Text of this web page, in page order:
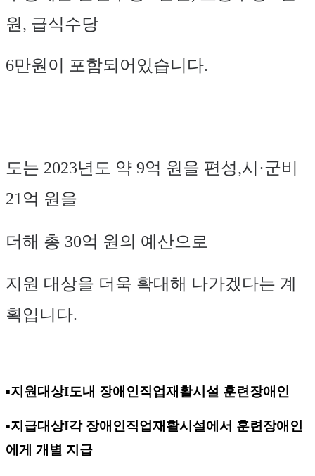
원 , 급식수당
6만원이 포함되어있습니다.
도는 2023년도 약 9억 원을 편성,시 ·군비
21 억 원을
더해 총 30억 원의 예산으로
지원 대상을 더욱 확대해 나가겠다는 계
획입니다.
▪지원대상Ι도내 장애인직업재활시설 훈련장애인
▪지급대상Ι각 장애인직업재활시설에서 훈련장애인
에게 개별 지급